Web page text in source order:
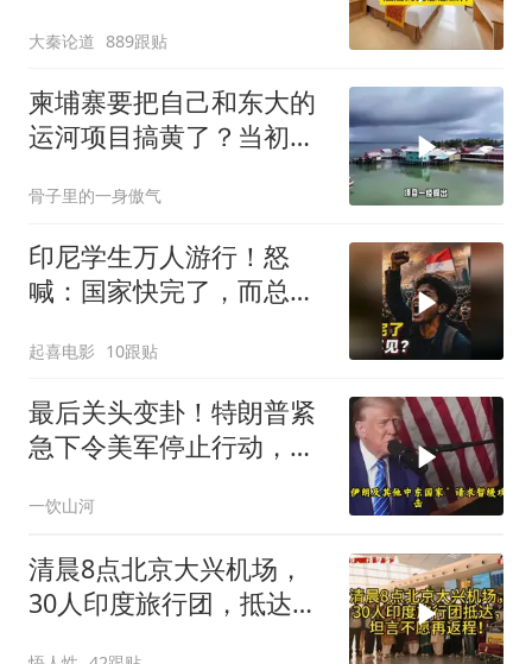
大秦论道 889跟贴
柬埔寨要把自己和东大的
运河项目搞黄了？当初可
骨子里的一身傲气
印尼学生万人游行！怒
喊：国家快完了，而总统
起喜电影 10跟贴
最后关头变卦！特朗普紧
急下令美军停止行动，他
一饮山河
清晨8点北京大兴机场，
30人印度旅行团，抵达，